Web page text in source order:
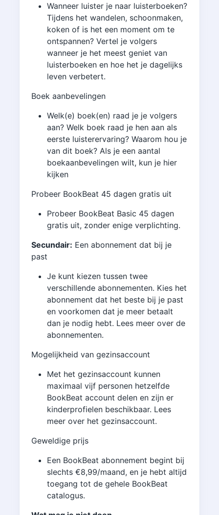
Wanneer luister je naar luisterboeken?
Tijdens het wandelen, schoonmaken,
koken of is het een moment om te
ontspannen? Vertel je volgers
wanneer je het meest geniet van
luisterboeken en hoe het je dagelijks
leven verbetert.
Boek aanbevelingen
Welk(e) boek(en) raad je je volgers
aan? Welk boek raad je hen aan als
eerste luisterervaring? Waarom hou je
van dit boek? Als je een aantal
boekaanbevelingen wilt, kun je hier
kijken
Probeer BookBeat 45 dagen gratis uit
Probeer BookBeat Basic 45 dagen
gratis uit, zonder enige verplichting.
Secundair: Een abonnement dat bij je
past
Je kunt kiezen tussen twee
verschillende abonnementen. Kies het
abonnement dat het beste bij je past
en voorkomen dat je meer betaalt
dan je nodig hebt. Lees meer over de
abonnementen.
Mogelijkheid van gezinsaccount
Met het gezinsaccount kunnen
maximaal vijf personen hetzelfde
BookBeat account delen en zijn er
kinderprofielen beschikbaar. Lees
meer over het gezinsaccount.
Geweldige prijs
Een BookBeat abonnement begint bij
slechts €8,99/maand, en je hebt altijd
toegang tot de gehele BookBeat
catalogus.